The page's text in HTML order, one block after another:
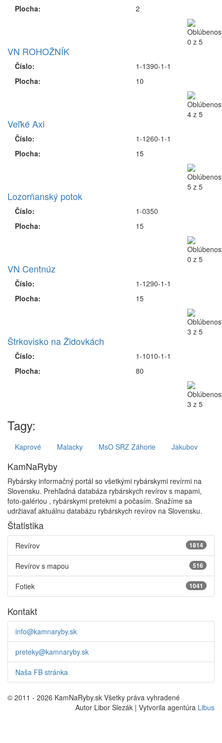
Plocha:
1
VN LOZORNO II
Číslo:
Plocha:
1-1360-1-1
35
Malé Axi
Číslo:
Plocha:
1-0360-1-1
2
VN ROHOŽNÍK
Číslo:
Plocha:
1-1390-1-1
10
Veľké Axi
Číslo:
Plocha:
1-1260-1-1
15
Lozorňanský potok
Číslo:
Plocha:
1-0350
15
Číslo:
Plocha:
15
Štrkovisko na Židovkách
Číslo:
1-1010-1-1
Tagy:
Kaprové Malacky MsO SRZ Záhorie Jakubov
KamNaRyby
Rybársky informačný portál so všetkými rybárskymi revírmi na
Slovensku. Prehľadná databáza rybárskych revírov s mapami,
foto-galériou , rybárskymi pretekmi a počasím. Snažíme sa
udržiavať aktuálnu databázu rybárskych revírov na Slovensku.
Štatistika
Revírov
516